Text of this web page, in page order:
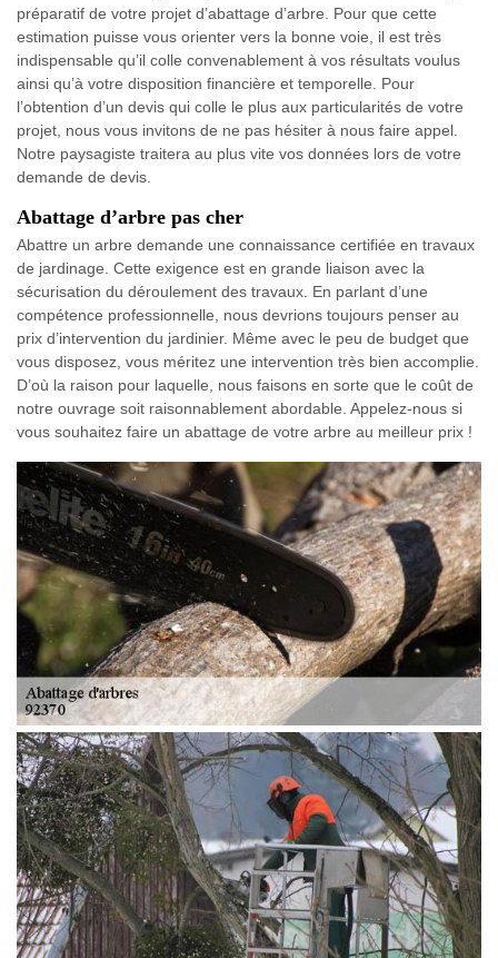
préparatif de votre projet d’abattage d’arbre. Pour que cette
estimation puisse vous orienter vers la bonne voie, il est très
indispensable qu’il colle convenablement à vos résultats voulus
ainsi qu’à votre disposition financière et temporelle. Pour
l’obtention d’un devis qui colle le plus aux particularités de votre
projet, nous vous invitons de ne pas hésiter à nous faire appel.
Notre paysagiste traitera au plus vite vos données lors de votre
demande de devis.
Abattage d’arbre pas cher
Abattre un arbre demande une connaissance certifiée en travaux
de jardinage. Cette exigence est en grande liaison avec la
sécurisation du déroulement des travaux. En parlant d’une
compétence professionnelle, nous devrions toujours penser au
prix d’intervention du jardinier. Même avec le peu de budget que
vous disposez, vous méritez une intervention très bien accomplie.
D’où la raison pour laquelle, nous faisons en sorte que le coût de
notre ouvrage soit raisonnablement abordable. Appelez-nous si
vous souhaitez faire un abattage de votre arbre au meilleur prix !